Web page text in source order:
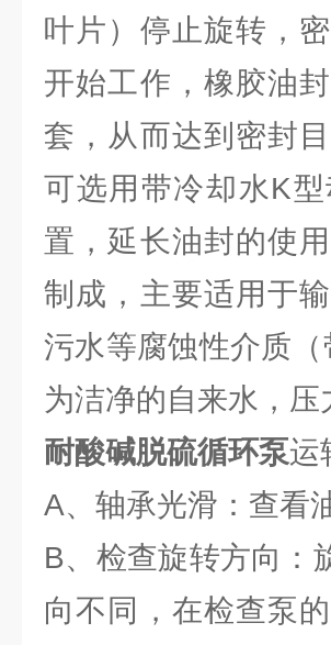
叶片）停止旋转，
开始工作，橡胶油
套，从而达到密封
可选用带冷却水K
置，延长油封的使
制成，主要适用于
污水等腐蚀性介质
为洁净的自来水，
耐酸碱脱硫循环泵运
A、轴承光滑：查看
B、检查旋转方向：
向不同，在检查泵